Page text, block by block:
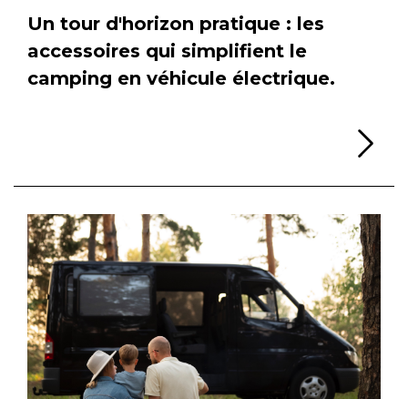
Un tour d'horizon pratique : les
accessoires qui simplifient le
camping en véhicule électrique.